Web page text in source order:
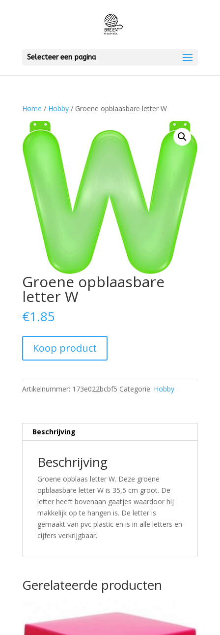
Selecteer een pagina
Home / Hobby/ Groene opblaasbare letter W
Groene opblaasbare
letter W
€1.85
Koop product
Artikelnummer: 173e022bcbf5 Categorie: Hobby
Beschrijving
Beschrijving
Groene opblaas letter W. Deze groene
opblaasbare letter W is 35,5 cm groot. De
letter heeft bovenaan gaatjes waardoor hij
makkelijk op te hangen is. De letter is
gemaakt van pvc plastic en is in alle letters en
cijfers verkrijgbaar.
Gerelateerde producten